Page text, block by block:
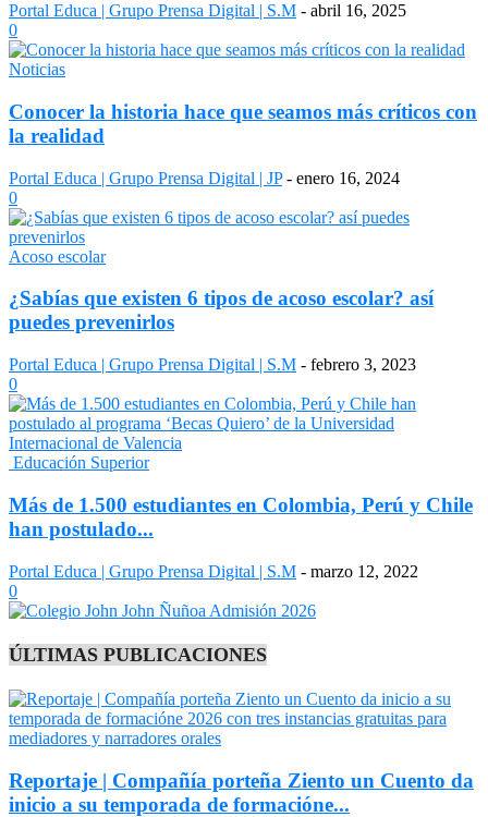
Portal Educa | Grupo Prensa Digital | S.M - abril 16, 2025
0
Noticias
Conocer la historia hace que seamos más críticos con
la realidad
Portal Educa | Grupo Prensa Digital | JP - enero 16, 2024
0
Acoso escolar
¿Sabías que existen 6 tipos de acoso escolar? así
puedes prevenirlos
Portal Educa | Grupo Prensa Digital | S.M - febrero 3, 2023
0
Educación Superior
Más de 1.500 estudiantes en Colombia, Perú y Chile
han postulado...
Portal Educa | Grupo Prensa Digital | S.M - marzo 12, 2022
0
ÚLTIMAS PUBLICACIONES
Reportaje | Compañía porteña Ziento un Cuento da
inicio a su temporada de formacióne...